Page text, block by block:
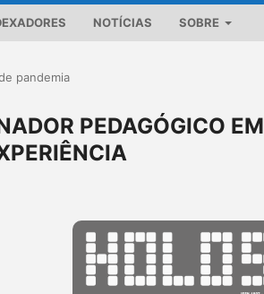
NOTÍCIAS SOBRE
pandemia
PEDAGÓGICO EM